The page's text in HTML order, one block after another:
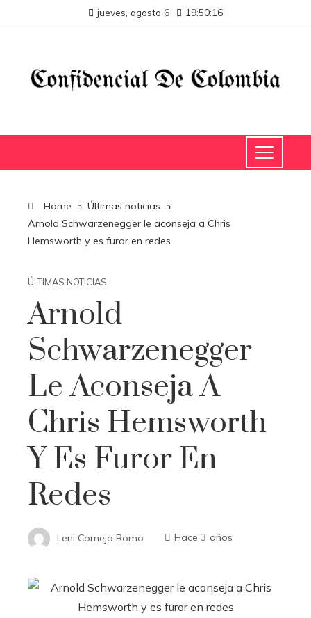
jueves, agosto 6 19:50:17
Home
Últimas noticias
Arnold Schwarzenegger le aconseja a Chris
Hemsworth y es furor en redes
ÚLTIMAS NOTICIAS
Arnold
Schwarzenegger
Le Aconseja A
Chris Hemsworth
Y Es Furor En
Redes
Leni Comejo Romo Hace 3 años